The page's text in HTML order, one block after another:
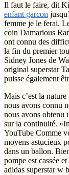
Il faut le faire, dit
enfant garcon
femme je le ferai.
coin Damarious
ont connu des
la fin du premier
Sidney Jones de
original superstar
puisse également
Mais c’est la
nous avons connu
nous avons obtenu
sur la continuité.
YouTube Comme
moyens astucieux
dans un ballon.
pompe est cassée
adidas superstar w